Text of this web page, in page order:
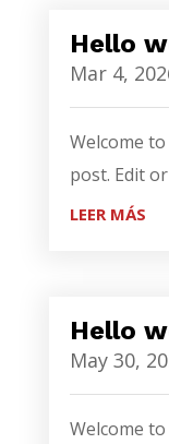
Hello
Mar 4,
Welcome
post. Edit
LEER MÁS
Hello
May 30,
Welcome